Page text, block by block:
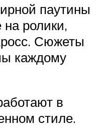
паутины
ролики,
Сюжеты
каждому
в
стиле.